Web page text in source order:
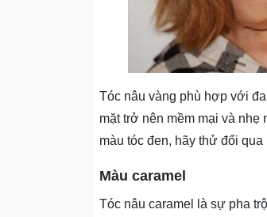
Tóc nâu vàng phù hợp với
mặt trở nên mềm mại và
màu tóc đen, hãy thử đổi
Màu caramel
Tóc nâu caramel là sự pha